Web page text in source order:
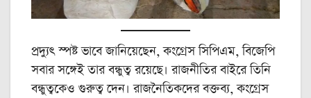
প্রদ্যুৎ স্পষ্ট ভাবে জানিয়েছেন, কংগ্রেস সিপিএম, বিজেপি
সবার সঙ্গেই তার বন্ধুত্ব রয়েছে। রাজনীতির বাইরে তিনি
বন্ধুত্বকেও গুরুত্ব দেন। রাজনৈতিকদের বক্তব্য, কংগ্রেস